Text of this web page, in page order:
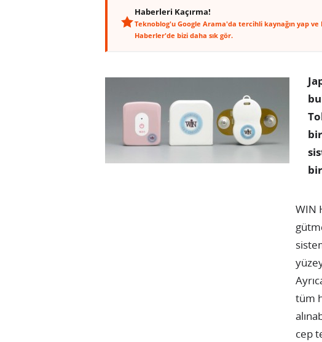
Haberleri Kaçırma!
Teknoblog'u Google Arama'da tercihli kaynağın yap ve
Haberler'de bizi daha sık gör.
WIN
tüm
cep